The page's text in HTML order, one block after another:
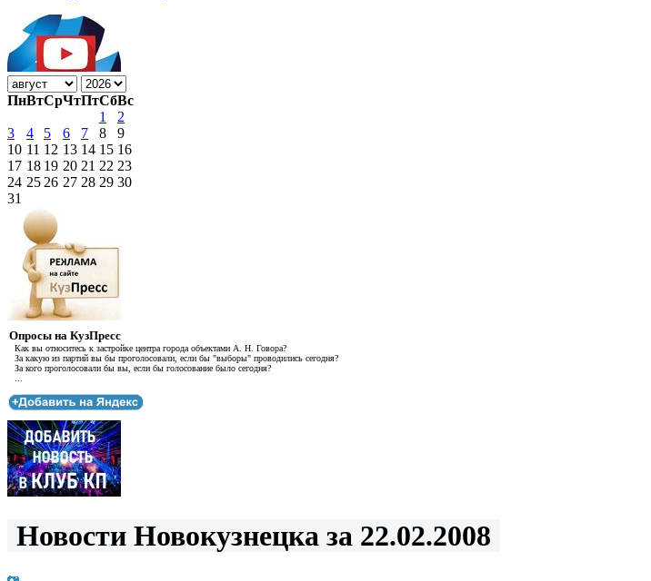
ПнВтСрЧтПтСбВс
1
2
3
4 5 6 7 8
9
10 11 12 13 14 15 16
17 18 19 20 21 22 23
24 25 26 27 28 29 30
31
Опросы на КузПресс
Как вы относитесь к застройке центра города объектами А. Н. Говора?
За какую из партий вы бы проголосовали, если бы "выборы" проводились сегодня?
За кого проголосовали бы вы, если бы голосование было сегодня?
Новости Новокузнецка за 22.02.2008